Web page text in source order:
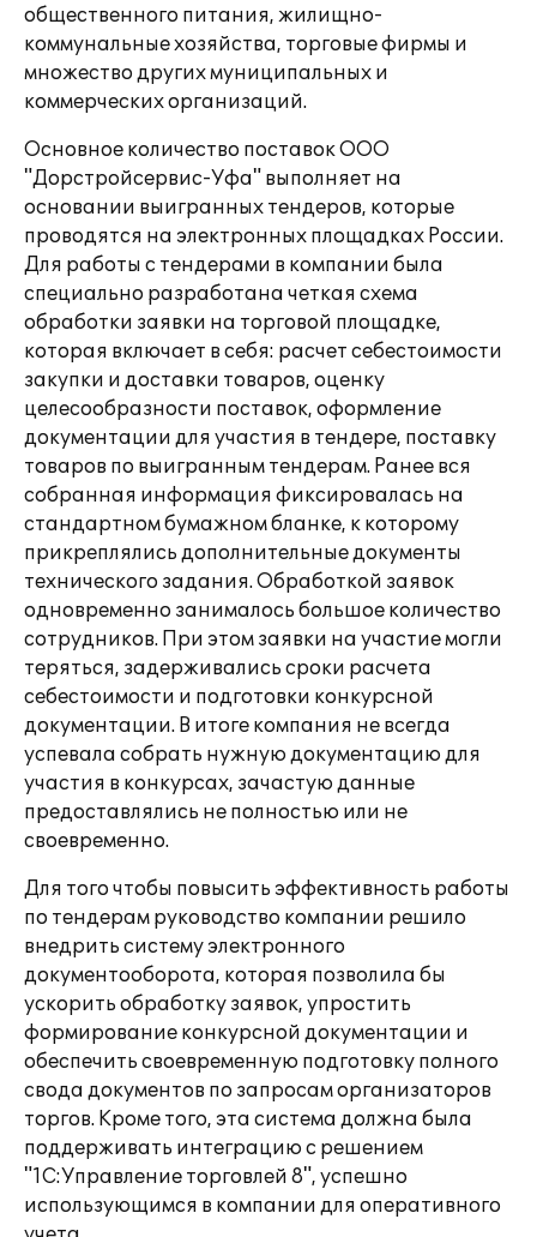
общественного питания, жилищно-
коммунальные хозяйства, торговые фирмы и
множество других муниципальных и
коммерческих организаций.
Основное количество поставок ООО
"Дорстройсервис-Уфа" выполняет на
основании выигранных тендеров, которые
проводятся на электронных площадках России.
Для работы с тендерами в компании была
специально разработана четкая схема
обработки заявки на торговой площадке,
которая включает в себя: расчет себестоимости
закупки и доставки товаров, оценку
целесообразности поставок, оформление
документации для участия в тендере, поставку
товаров по выигранным тендерам. Ранее вся
собранная информация фиксировалась на
стандартном бумажном бланке, к которому
прикреплялись дополнительные документы
технического задания. Обработкой заявок
одновременно занималось большое количество
сотрудников. При этом заявки на участие могли
теряться, задерживались сроки расчета
себестоимости и подготовки конкурсной
документации. В итоге компания не всегда
успевала собрать нужную документацию для
участия в конкурсах, зачастую данные
предоставлялись не полностью или не
своевременно.
Для того чтобы повысить эффективность работы
по тендерам руководство компании решило
внедрить систему электронного
документооборота, которая позволила бы
ускорить обработку заявок, упростить
формирование конкурсной документации и
обеспечить своевременную подготовку полного
свода документов по запросам организаторов
торгов. Кроме того, эта система должна была
поддерживать интеграцию с решением
"1С:Управление торговлей 8", успешно
использующимся в компании для оперативного